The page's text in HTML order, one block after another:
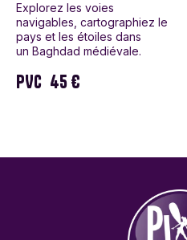
Explorez les voies
navigables, cartographiez le
pays et les étoiles dans
un Baghdad médiévale.
PVC 45 €